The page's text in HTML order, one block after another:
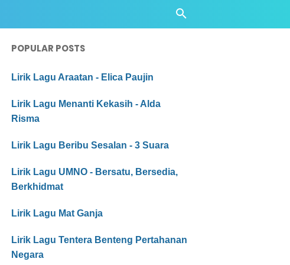
POPULAR POSTS
Lirik Lagu Araatan - Elica Paujin
Lirik Lagu Menanti Kekasih - Alda
Risma
Lirik Lagu Beribu Sesalan - 3 Suara
Lirik Lagu UMNO - Bersatu, Bersedia,
Berkhidmat
Lirik Lagu Mat Ganja
Lirik Lagu Tentera Benteng Pertahanan
Negara